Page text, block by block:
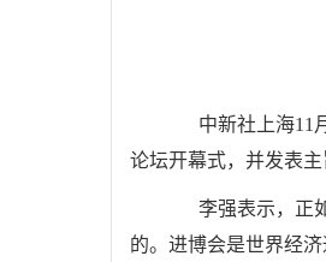
中新社上海11月
论坛开幕式，并发表主
李强表示，正如
的。进博会是世界经